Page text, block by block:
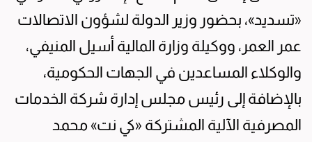
«تسديد»، بحضور وزير الدولة لشؤون الاتصالات
عمر العمر، ووكيلة وزارة المالية أسيل المنيفي،
والوكلاء المساعدين في الجهات الحكومية،
بالإضافة إلى رئيس مجلس إدارة شركة الخدمات
المصرفية الآلية المشتركة «كي نت» محمد